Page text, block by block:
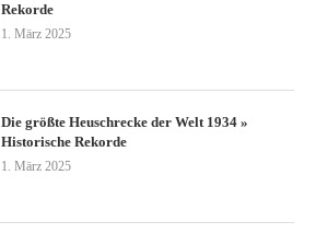
Rekorde
1. März 2025
Die größte Heuschrecke der Welt 1934 »
Historische Rekorde
1. März 2025